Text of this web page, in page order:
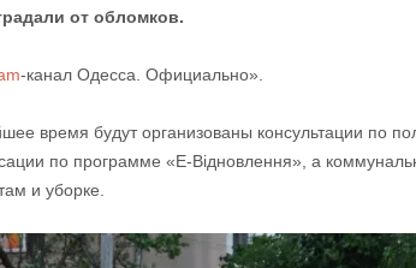
от обломков.
-канал Одесса. Официально».
время будут организованы консультации по
по программе «Е-Відновлення», а
и уборке.